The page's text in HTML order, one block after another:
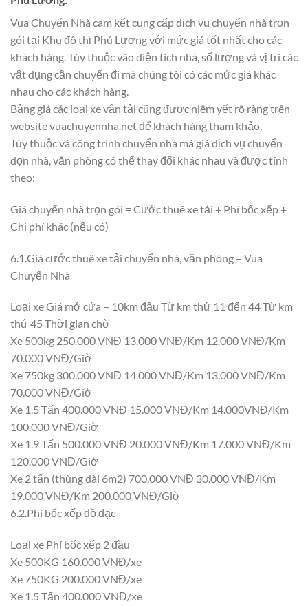
Vua Chuyển Nhà cam kết cung cấp dịch vụ chuyển nhà trọn
gói tại Khu đô thị Phú Lương với mức giá tốt nhất cho các
khách hàng. Tùy thuộc vào diện tích nhà, số lượng và vị trí các
vật dụng cần chuyển đi mà chúng tôi có các mức giá khác
nhau cho các khách hàng.
Bảng giá các loại xe vận tải cũng được niêm yết rõ ràng trên
website vuachuyennha.net để khách hàng tham khảo.
Tùy thuộc và công trình chuyển nhà mà giá dịch vụ chuyển
dọn nhà, văn phòng có thể thay đổi khác nhau và được tính
theo:
Giá chuyển nhà trọn gói = Cước thuê xe tải + Phí bốc xếp +
Chi phí khác (nếu có)
6.1.Giá cước thuê xe tải chuyển nhà, văn phòng – Vua
Chuyển Nhà
Loại xe Giá mở cửa – 10km đầu Từ km thứ 11 đến 44 Từ km
thứ 45 Thời gian chờ
Xe 500kg 250.000 VNĐ 13.000 VNĐ/Km 12.000 VNĐ/Km
70.000 VNĐ/Giờ
Xe 750kg 300.000 VNĐ 14.000 VNĐ/Km 13.000 VNĐ/Km
70.000 VNĐ/Giờ
Xe 1.5 Tấn 400.000 VNĐ 15.000 VNĐ/Km 14.000VNĐ/Km
100.000 VNĐ/Giờ
Xe 1.9 Tấn 500.000 VNĐ 20.000 VNĐ/Km 17.000 VNĐ/Km
120.000 VNĐ/Giờ
Xe 2 tấn (thùng dài 6m2) 700.000 VNĐ 30.000 VNĐ/Km
19.000 VNĐ/Km 200.000 VNĐ/Giờ
6.2.Phí bốc xếp đồ đạc
Loại xe Phí bốc xếp 2 đầu
Xe 500KG 160.000 VNĐ/xe
Xe 750KG 200.000 VNĐ/xe
Xe 1.5 Tấn 400.000 VNĐ/xe